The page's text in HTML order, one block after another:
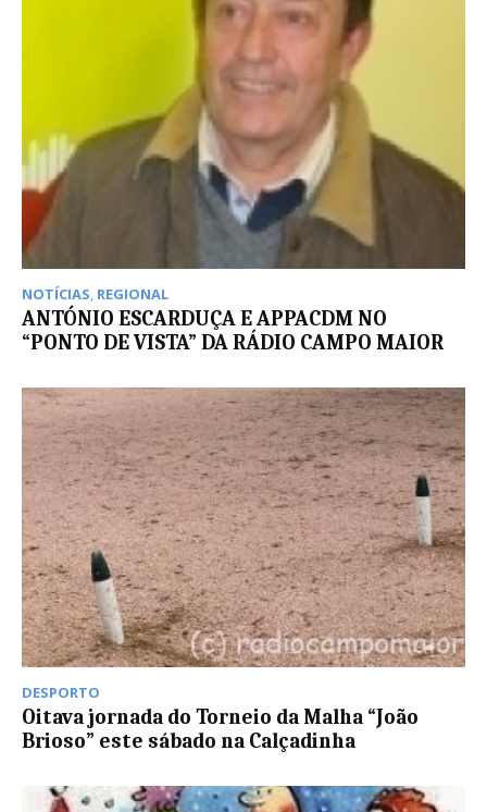
NOTÍCIAS REGIONAL
ANTÓNIO ESCARDUÇA E APPACDM NO
“PONTO DE VISTA” DA RÁDIO CAMPO MAIOR
DESPORTO
Oitava jornada do Torneio da Malha “João
Brioso” este sábado na Calçadinha